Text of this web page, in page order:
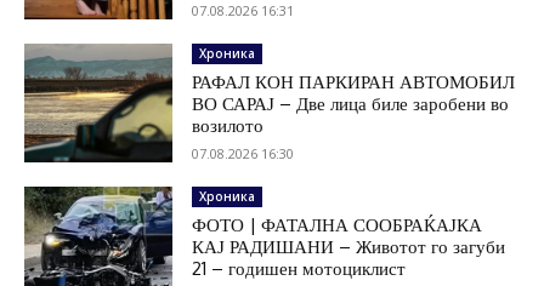
07.08.2026 16:31
Хроника
РАФАЛ КОН ПАРКИРАН АВТОМОБИЛ
ВО САРАЈ – Две лица биле заробени во
возилото
07.08.2026 16:30
Хроника
ФОТО | ФАТАЛНА СООБРАЌАЈКА
КАЈ РАДИШАНИ – Животот го загуби
21 – годишен мотоциклист